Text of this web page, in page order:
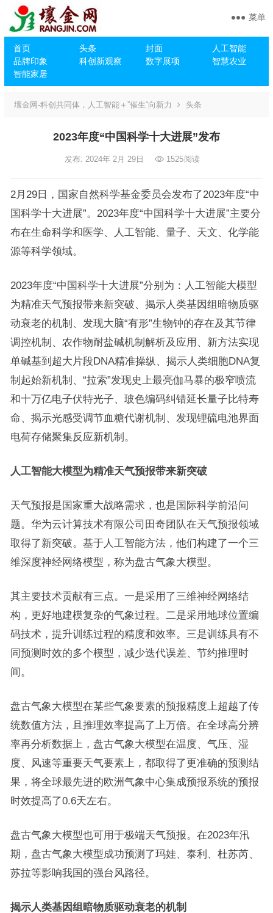
首页 头条 封面
人工智能
品牌印象
科创新观察 数字展项
智慧农业
智能家居
菜单
壤金网-科创共同体，人工智能＋”催生“向新力 头条
2023年度“中国科学十大进展”发布
发布: 2024年 2月 29日 1525阅读
2月29日，国家自然科学基金委员会发布了2023年度“中
国科学十大进展”。2023年度“中国科学十大进展”主要分
布在生命科学和医学、人工智能、量子、天文、化学能
源等科学领域。
2023年度“中国科学十大进展”分别为：人工智能大模型
为精准天气预报带来新突破、揭示人类基因组暗物质驱
动衰老的机制、发现大脑“有形”生物钟的存在及其节律
调控机制、农作物耐盐碱机制解析及应用、新方法实现
单碱基到超大片段DNA精准操纵、揭示人类细胞DNA复
制起始新机制、“拉索”发现史上最亮伽马暴的极窄喷流
和十万亿电子伏特光子、玻色编码纠错延长量子比特寿
命、揭示光感受调节血糖代谢机制、发现锂硫电池界面
电荷存储聚集反应新机制。
人工智能大模型为精准天气预报带来新突破
天气预报是国家重大战略需求，也是国际科学前沿问
题。华为云计算技术有限公司田奇团队在天气预报领域
取得了新突破。基于人工智能方法，他们构建了一个三
维深度神经网络模型，称为盘古气象大模型。
其主要技术贡献有三点。一是采用了三维神经网络结
构，更好地建模复杂的气象过程。二是采用地球位置编
码技术，提升训练过程的精度和效率。三是训练具有不
同预测时效的多个模型，减少迭代误差、节约推理时
间。
盘古气象大模型在某些气象要素的预报精度上超越了传
统数值方法，且推理效率提高了上万倍。在全球高分辨
率再分析数据上，盘古气象大模型在温度、气压、湿
度、风速等重要天气要素上，都取得了更准确的预测结
果，将全球最先进的欧洲气象中心集成预报系统的预报
时效提高了0.6天左右。
盘古气象大模型也可用于极端天气预报。在2023年汛
期，盘古气象大模型成功预测了玛娃、泰利、杜苏芮、
苏拉等影响我国的强台风路径。
揭示人类基因组暗物质驱动衰老的机制